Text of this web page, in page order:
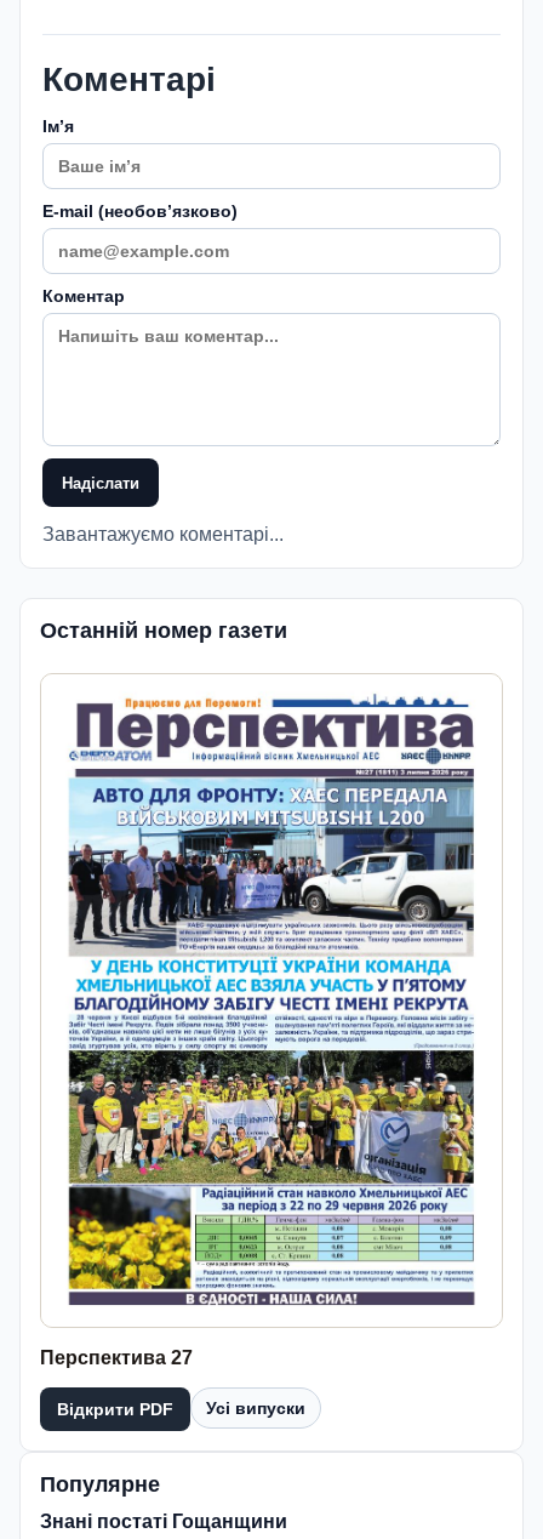
Коментарі
Імʼя
E-mail (необовʼязково)
Коментар
Надіслати
Завантажуємо коментарі...
Останній номер газети
Перспектива 27
Відкрити PDF Усі випуски
Популярне
Знані постаті Гощанщини